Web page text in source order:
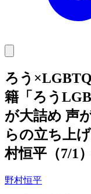
ろう
籍「ろう
が大詰め 声
らの立ち上
村恒平（7/1
野村恒平